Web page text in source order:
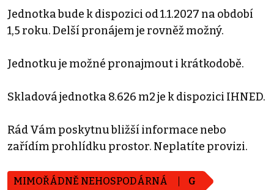
Jednotka bude k dispozici od 1.1.2027 na období
1,5 roku. Delší pronájem je rovněž možný.
Jednotku je možné pronajmout i krátkodobě.
Skladová jednotka 8.626 m2 je k dispozici IHNED.
Rád Vám poskytnu bližší informace nebo
zařídím prohlídku prostor. Neplatíte provizi.
MIMOŘÁDNĚ NEHOSPODÁRNÁ G